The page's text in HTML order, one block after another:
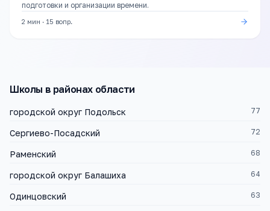
подготовки и организации времени.
2 мин · 15 вопр.
Школы в районах области
городской округ Подольск 77
Сергиево-Посадский 72
Раменский 68
городской округ Балашиха 64
Одинцовский 63